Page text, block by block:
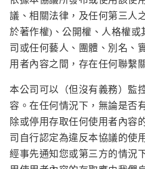
議、相關法律，及任何第三人
於著作權)、公開權、人格權或
司或任何藝人、團體、別名、
用者內容之間，存在任何聯繫
本公司可以（但沒有義務）監
容。在任何情況下，無論是否
除或停用存取任何使用者內容
司自行認定為違反本協議的使
經事先通知您或第三方的情況